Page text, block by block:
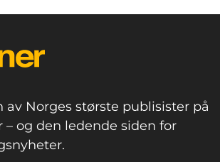
av Norges største publisister på
– og den ledende siden for